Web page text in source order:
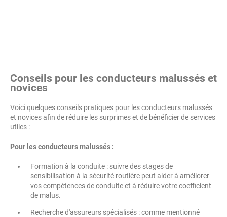
Conseils pour les conducteurs malussés et
novices
Voici quelques conseils pratiques pour les conducteurs malussés
et novices afin de réduire les surprimes et de bénéficier de services
utiles :
Pour les conducteurs malussés :
Formation à la conduite : suivre des stages de
sensibilisation à la sécurité routière peut aider à améliorer
vos compétences de conduite et à réduire votre coefficient
de malus.
Recherche d'assureurs spécialisés : comme mentionné